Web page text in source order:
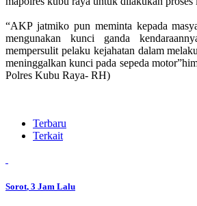
“AKP jatmiko pun meminta kepada
mengunakan kunci ganda
mempersulit pelaku kejahatan dalam
meninggalkan kunci pada sepeda
Polres Kubu Raya- RH)
Terbaru
Terkait
Sorot, 3 Jam Lalu